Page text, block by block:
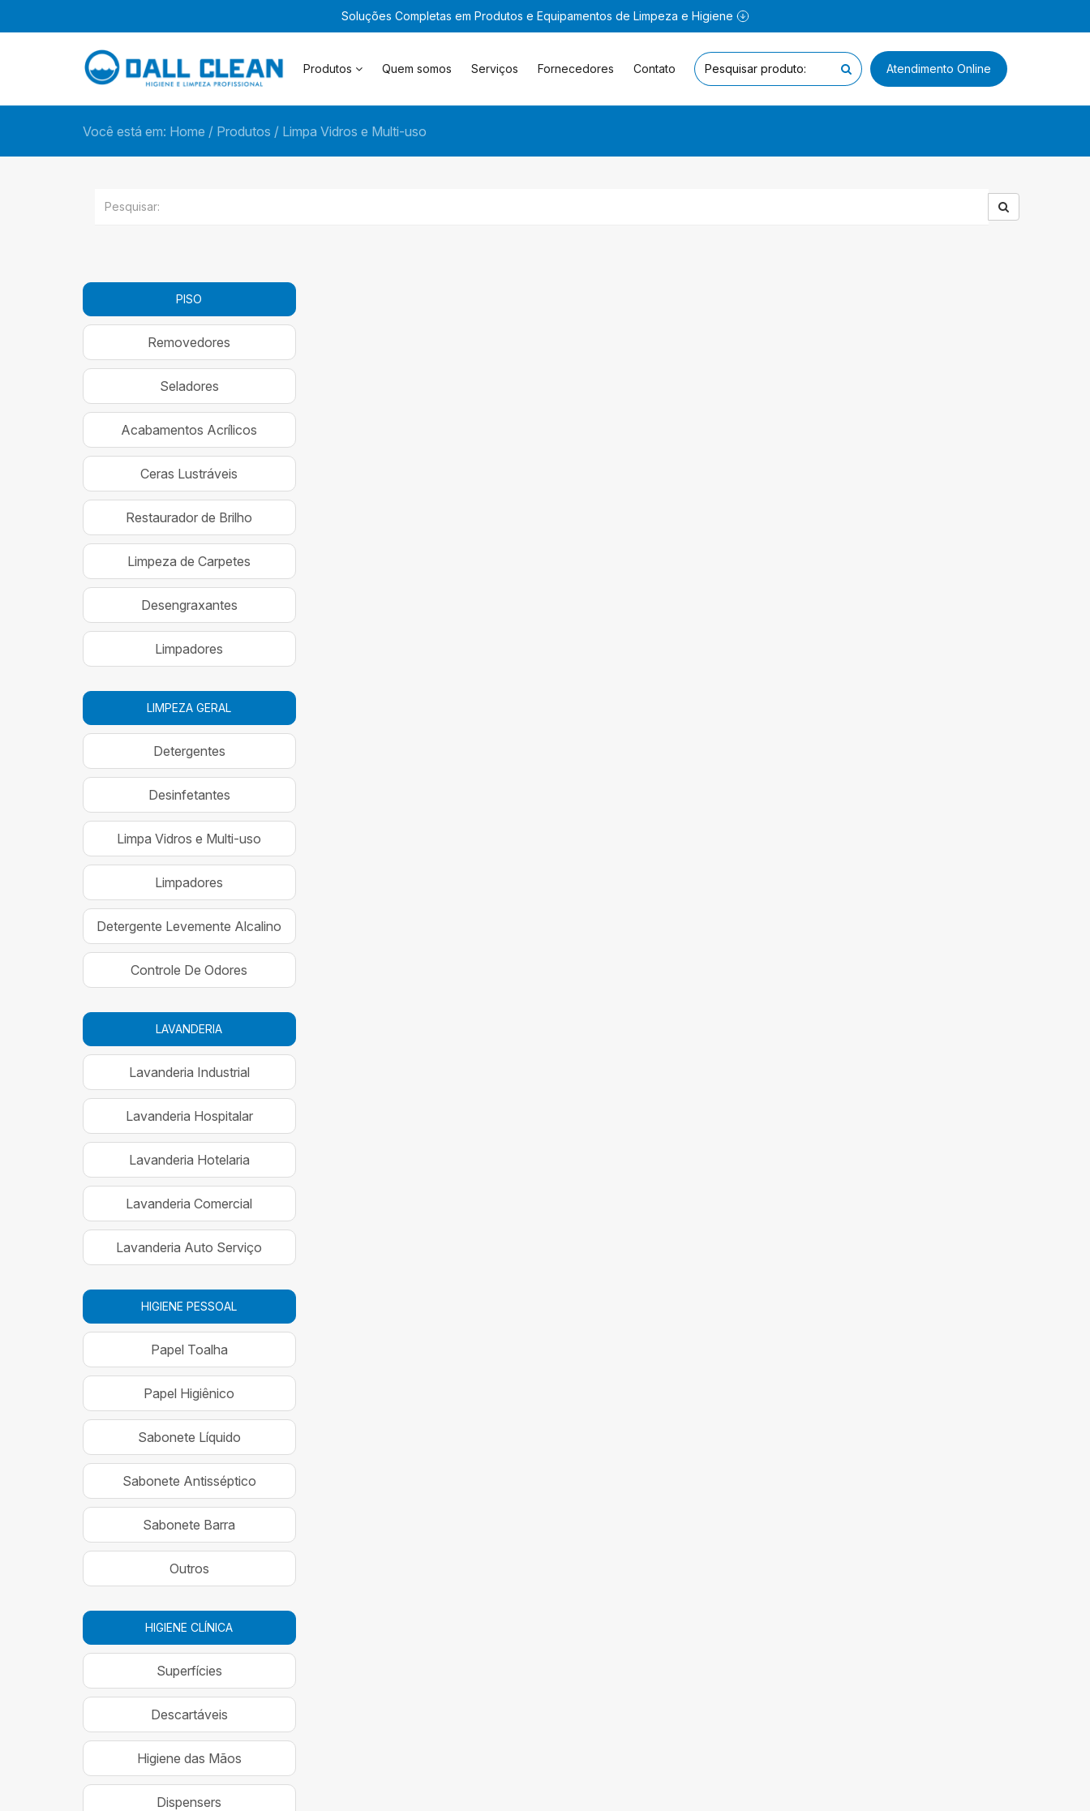
Soluções Completas em Produtos e Equipamentos de Limpeza e Higiene
Produtos Quem somos Serviços Fornecedores Contato Atendimento Online
Você está em: Home / Produtos / Limpa Vidros e Multi-uso
PISO
Removedores
Seladores
Acabamentos Acrílicos
Ceras Lustráveis
Restaurador de Brilho
Limpeza de Carpetes
Desengraxantes
Limpadores
LIMPEZA GERAL
Detergentes
Desinfetantes
Limpa Vidros e Multi-uso
Limpadores
Detergente Levemente Alcalino
Controle De Odores
LAVANDERIA
Lavanderia Industrial
Lavanderia Hospitalar
Lavanderia Hotelaria
Lavanderia Comercial
Lavanderia Auto Serviço
HIGIENE PESSOAL
Papel Toalha
Papel Higiênico
Sabonete Líquido
Sabonete Antisséptico
Sabonete Barra
Outros
HIGIENE CLÍNICA
Superfícies
Descartáveis
Higiene das Mãos
Dispensers